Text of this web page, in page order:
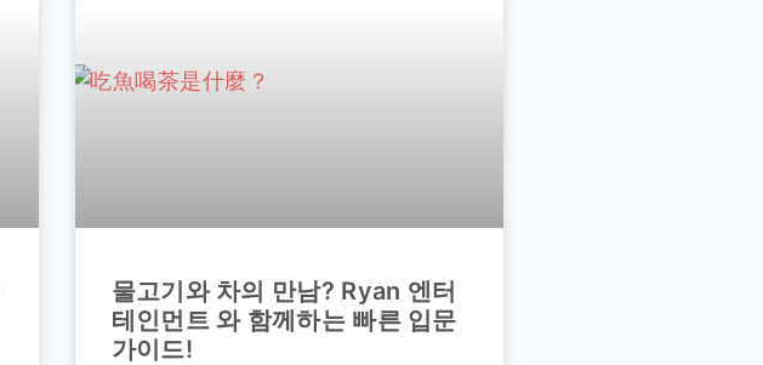
물고기와 차의 만남? Ryan 엔터
테인먼트 와 함께하는 빠른 입문
가이드!